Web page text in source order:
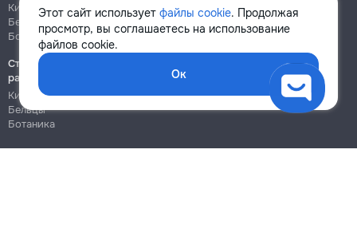
Этот сайт использует файлы cookie. Продолжая
просмотр, вы соглашаетесь на использование
файлов cookie.
Ок
Кишинёв
Бельцы
Ботаника
Кишинёв
Ботаника
Строительно-монтажные
работы
Кишинёв
Бельцы
Ботаника